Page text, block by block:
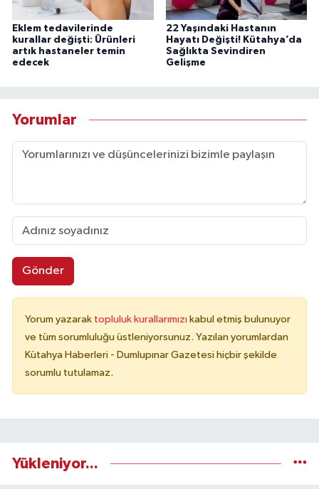
Eklem tedavilerinde
kurallar değişti: Ürünleri
artık hastaneler temin
edecek
22 Yaşındaki Hastanın
Hayatı Değişti! Kütahya’da
Sağlıkta Sevindiren
Gelişme
Yorumlar
Gönder
Yorum yazarak topluluk kurallarımızı kabul etmiş bulunuyor
ve tüm sorumluluğu üstleniyorsunuz. Yazılan yorumlardan
Kütahya Haberleri - Dumlupınar Gazetesi hiçbir şekilde
sorumlu tutulamaz.
Yükleniyor...